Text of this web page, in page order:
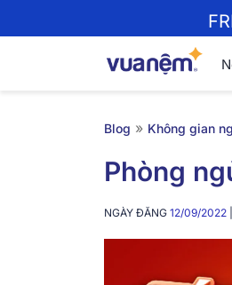
Blog » Không gian
Phòng
NGÀY ĐĂNG 12/09/2022